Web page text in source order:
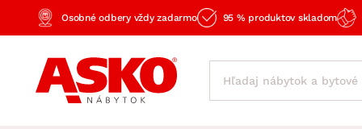
Osobné odbery vždy zadarmo 95 % produktov skladom